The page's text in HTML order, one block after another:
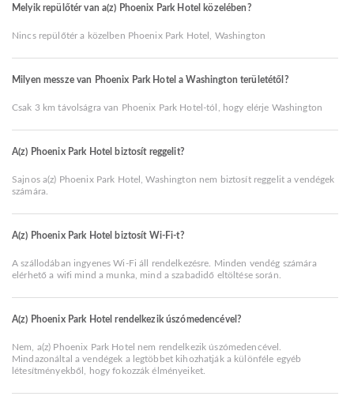
Melyik repülőtér van a(z) Phoenix Park Hotel közelében?
Nincs repülőtér a közelben Phoenix Park Hotel, Washington
Milyen messze van Phoenix Park Hotel a Washington területétől?
Csak 3 km távolságra van Phoenix Park Hotel-tól, hogy elérje Washington
A(z) Phoenix Park Hotel biztosít reggelit?
Sajnos a(z) Phoenix Park Hotel, Washington nem biztosít reggelit a vendégek
számára.
A(z) Phoenix Park Hotel biztosít Wi-Fi-t?
A szállodában ingyenes Wi-Fi áll rendelkezésre. Minden vendég számára
elérhető a wifi mind a munka, mind a szabadidő eltöltése során.
A(z) Phoenix Park Hotel rendelkezik úszómedencével?
Nem, a(z) Phoenix Park Hotel nem rendelkezik úszómedencével.
Mindazonáltal a vendégek a legtöbbet kihozhatják a különféle egyéb
létesítményekből, hogy fokozzák élményeiket.